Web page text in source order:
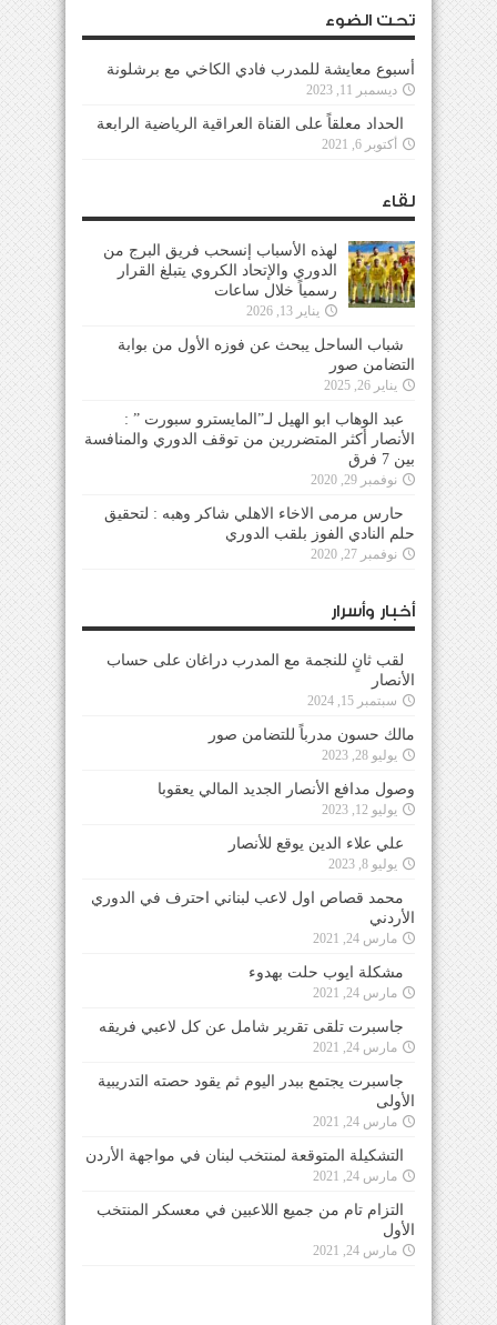
تحت الضوء
أسبوع معايشة للمدرب فادي الكاخي مع برشلونة
ديسمبر 11, 2023
الحداد معلقاً على القناة العراقية الرياضية الرابعة
أكتوبر 6, 2021
لقاء
لهذه الأسباب إنسحب فريق البرج من
الدوري والإتحاد الكروي يتبلغ القرار
رسمياً خلال ساعات
يناير 13, 2026
شباب الساحل يبحث عن فوزه الأول من بوابة
التضامن صور
يناير 26, 2025
عبد الوهاب ابو الهيل لـ”المايسترو سبورت ” :
الأنصار أكثر المتضررين من توقف الدوري والمنافسة
بين 7 فرق
نوفمبر 29, 2020
حارس مرمى الاخاء الاهلي شاكر وهبه : لتحقيق
حلم النادي الفوز بلقب الدوري
نوفمبر 27, 2020
أخبار وأسرار
لقب ثانٍ للنجمة مع المدرب دراغان على حساب
الأنصار
سبتمبر 15, 2024
مالك حسون مدرباً للتضامن صور
يوليو 28, 2023
وصول مدافع الأنصار الجديد المالي يعقوبا
يوليو 12, 2023
علي علاء الدين يوقع للأنصار
يوليو 8, 2023
محمد قصاص اول لاعب لبناني احترف في الدوري
الأردني
مارس 24, 2021
مشكلة ايوب حلت بهدوء
مارس 24, 2021
جاسبرت تلقى تقرير شامل عن كل لاعبي فريقه
مارس 24, 2021
جاسبرت يجتمع ببدر اليوم ثم يقود حصته التدريبية
الأولى
مارس 24, 2021
التشكيلة المتوقعة لمنتخب لبنان في مواجهة الأردن
مارس 24, 2021
التزام تام من جميع اللاعبين في معسكر المنتخب
الأول
مارس 24, 2021